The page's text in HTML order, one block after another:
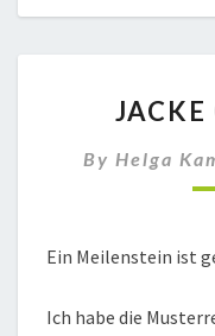
By Helga
Ein Meilenstein ist
Ich habe die